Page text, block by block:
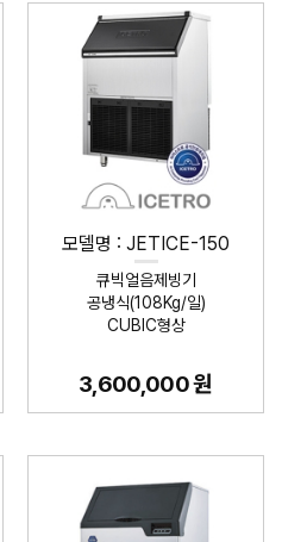
모델명 : JETICE-150
큐빅얼음제빙기
공냉식(108Kg/일)
CUBIC형상
3,600,000 원